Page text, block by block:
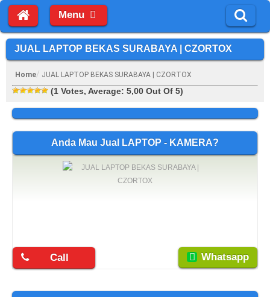
Menu
JUAL LAPTOP BEKAS SURABAYA | CZORTOX
Home JUAL LAPTOP BEKAS SURABAYA | CZORTOX
(1 Votes, Average: 5,00 Out Of 5)
Anda Mau Jual LAPTOP - KAMERA?
Call Whatsapp